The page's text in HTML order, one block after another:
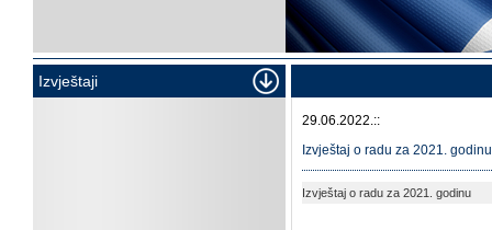
Izvještaji
29.06.2022.::
Izvještaj o radu za 2021. godinu
Izvještaj o radu za 2021. godinu